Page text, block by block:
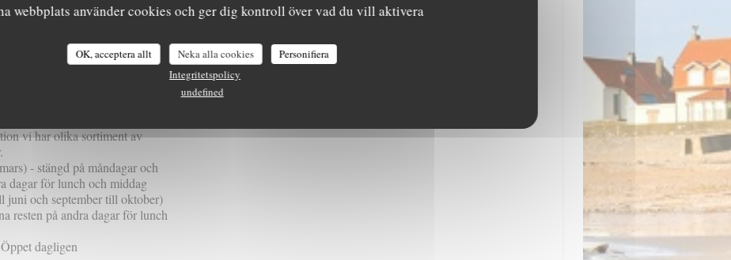
webbplats använder cookies och ger dig kontroll över vad du vill aktivera
OK, acceptera allt Neka alla cookies
Personifiera
Integritetspolicy
undefined
till dem som väntar ..."
vi har olika sortiment av
- stängd på måndagar och
dagar för lunch och middag
juni och september till oktober)
resten på andra dagar för lunch
dagligen